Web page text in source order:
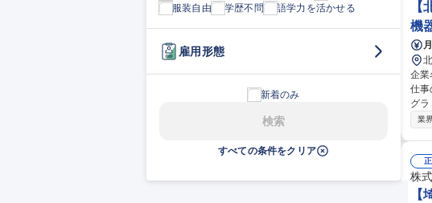
服装自由
学歴不問 語学力を活かせる
雇用形態
新着のみ
検索
すべての条件をクリア
機
企業名 株式会社ユ
仕事
グラミ
セ
術職
業
株